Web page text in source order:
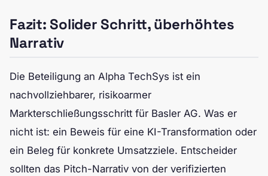
Fazit: Solider Schritt, überhöhtes
Narrativ
Die Beteiligung an Alpha TechSys ist ein
nachvollziehbarer, risikoarmer
Markterschließungsschritt für Basler AG. Was er
nicht ist: ein Beweis für eine KI-Transformation oder
ein Beleg für konkrete Umsatzziele. Entscheider
sollten das Pitch-Narrativ von der verifizierten